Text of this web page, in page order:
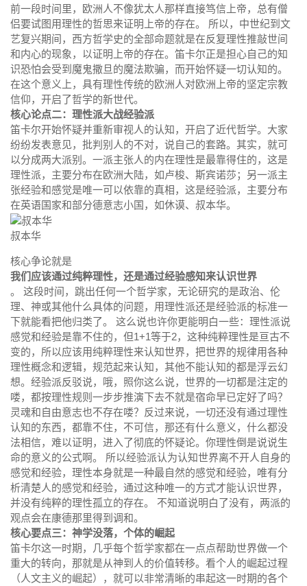
前一段时间里，欧洲人不像犹太人那样直接笃信上帝，总有僧
侣要试图用理性的哲思来证明上帝的存在。 所以，中世纪到文
艺复兴期间，西方哲学史的全部命题就是在反复理性推敲世间
和内心的现象，以证明上帝的存在。笛卡尔正是担心自己的知
识恐怕会受到魔鬼撒旦的魔法欺骗，而开始怀疑一切认知的。
在这个意义上，具有理性传统的欧洲人对欧洲上帝的坚定宗教
信仰，开启了哲学的新世代。
核心论点二：理性派大战经验派
笛卡尔开始怀疑并重新审视人的认知，开启了近代哲学。大家
纷纷发表意见，批判别人的不对，说自己的套路。其实，就可
以分成两大派别。一派主张人的内在理性是最靠得住的，这是
理性派，主要分布在欧洲大陆，如卢梭、斯宾诺莎；另一派主
张经验和感觉是唯一可以依靠的真相，这是经验派，主要分布
在英语国家和部分德意志小国，如休谟、叔本华。
叔本华
核心争论就是
我们应该通过纯粹理性，还是通过经验感知来认识世界
。 这段时间，跳出任何一个哲学家，无论研究的是政治、伦
理、神或其他什么具体的问题，用理性派还是经验派的标准一
下就能看把他归类了。 这么说也许你更能明白一些：理性派说
感觉和经验是靠不住的，但1+1等于2，这种纯粹理性是亘古不
变的，所以应该用纯粹理性来认知世界，把世界的规律用各种
理性概念和逻辑，规范起来认知，其他不能认知的都是浮云幻
想。经验派反驳说，哦，照你这么说，世界的一切都是注定的
喽，都按理性规则一步步推演下去不就是宿命早已定好了吗？
灵魂和自由意志也不存在喽？反过来说，一切还没有通过理性
认知的东西，都靠不住，不可信，那还有什么意义，什么都没
法相信，难以证明，进入了彻底的怀疑论。你理性倒是说说生
命的意义的公式啊。 所以经验派认为认知世界离不开人自身的
感觉和经验，理性本身就是一种最自然的感觉和经验，唯有分
析清楚人的感觉和经验，通过这种唯一的方式才能认识世界，
并没有纯粹的理性孤立的存在。 不知道说明白了没有，两派的
观点会在康德那里得到调和。
核心要点三：神学没落，个体的崛起
笛卡尔这一时期，几乎每个哲学家都在一点点帮助世界做一个
重大的转向，那就是从神到人的价值转移。看个人的崛起过程
（人文主义的崛起），就可以非常清晰的串起这一时期的各个